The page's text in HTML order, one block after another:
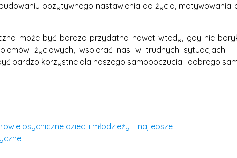
pozytywnego nastawienia do życia,
może być bardzo przydatna nawet wtedy, gdy nie
życiowych, wspierać nas w trudnych sytuacjach
bardzo korzystne dla naszego samopoczucia i dobrego
psychiczne dzieci i młodzieży – najlepsze